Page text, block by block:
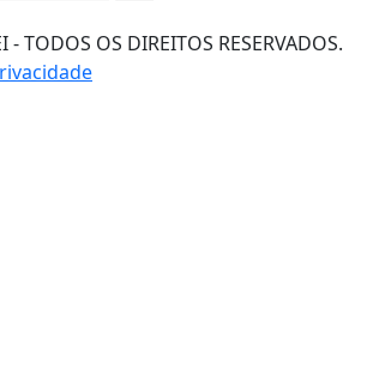
TODOS OS DIREITOS RESERVADOS.